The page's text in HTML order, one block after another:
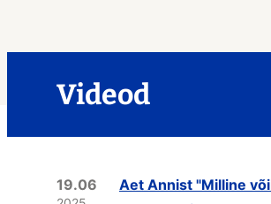
Videod
19.06
Aet Annist "Milline